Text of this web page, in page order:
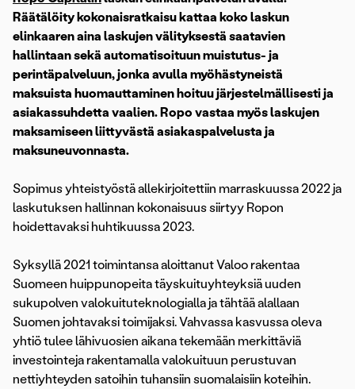
Räätälöity kokonaisratkaisu kattaa koko laskun
elinkaaren aina laskujen välityksestä saatavien
hallintaan sekä automatisoituun muistutus- ja
perintäpalveluun, jonka avulla myöhästyneistä
maksuista huomauttaminen hoituu järjestelmällisesti ja
asiakassuhdetta vaalien. Ropo vastaa myös laskujen
maksamiseen liittyvästä asiakaspalvelusta ja
maksuneuvonnasta.
Sopimus yhteistyöstä allekirjoitettiin marraskuussa 2022 ja
laskutuksen hallinnan kokonaisuus siirtyy Ropon
hoidettavaksi huhtikuussa 2023.
Syksyllä 2021 toimintansa aloittanut Valoo rakentaa
Suomeen huippunopeita täyskuituyhteyksiä uuden
sukupolven valokuituteknologialla ja tähtää alallaan
Suomen johtavaksi toimijaksi. Vahvassa kasvussa oleva
yhtiö tulee lähivuosien aikana tekemään merkittäviä
investointeja rakentamalla valokuituun perustuvan
nettiyhteyden satoihin tuhansiin suomalaisiin koteihin.